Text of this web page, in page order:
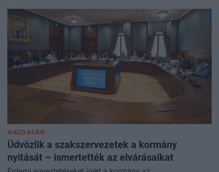
GAZDASÁG
Üdvözlik a szakszervezetek a kormány
nyitását – ismertették az elvárásaikat